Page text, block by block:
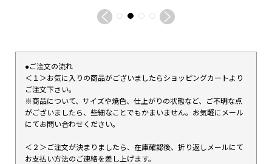
●ご注文の流れ
＜１＞お気に入りの商品がございましたらショッピングカートより
ご注文下さい。
※商品について、サイズや焼色、仕上がりの状態など、ご不明な点
がございましたら、些細なことでもかまいません。お気軽にメール
にてお問い合わせください。
＜２＞ご注文が決まりましたら、在庫確認後、折り返しメールにて
お支払い方法のご連絡を差し上げます。